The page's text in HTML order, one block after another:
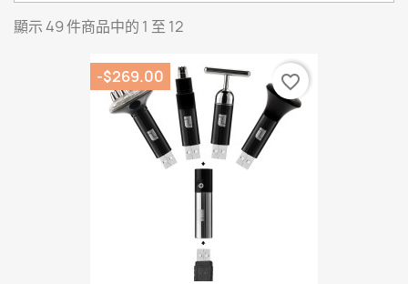
顯示 49 件商品中的 1 至 12
-$269.00 favorite_border